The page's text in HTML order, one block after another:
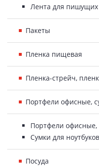
Лента для
Пакеты
Пленка пищевая
Пленка-стрейч,
Портфели офисные,
Портфели
Сумки для ноутбуков
Посуда